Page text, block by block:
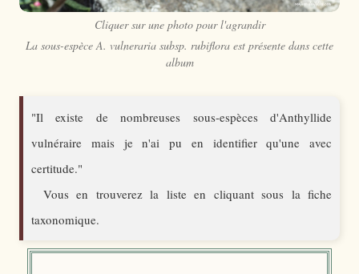
Cliquer sur une photo pour l'agrandir
La sous-espèce A. vulneraria subsp. rubiflora est présente dans cette
album
"Il existe de nombreuses sous-espèces d'Anthyllide
vulnéraire mais je n'ai pu en identifier qu'une avec
certitude."
Vous en trouverez la liste en cliquant sous la fiche
taxonomique.